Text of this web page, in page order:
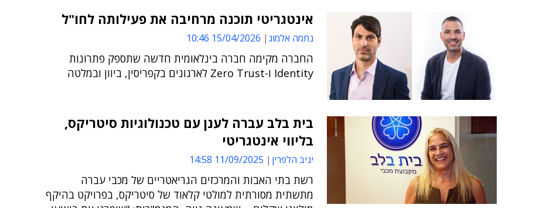
אינטגריטי תוכנה מרחיבה את פעילותה לחו"ל
נחמה אלמוג 15/04/2026 10:46
החברה מקימה חברה בינלאומית חדשה שתספק פתרונות
Identity ו-Zero Trust לארגונים בקפריסין, ביוון ובמלטה
בית בלב עברה לענן עם טכנולוגיות סיטריקס,
בליווי אינטגריטי
יניב הלפרין 11/09/2025 14:58
רשת בתי האבות והמרכזים הגריאטריים של מכבי עברה
מתשתית מסורתית למולטי קלאוד של סיטריקס, בפרויקט בהיקף